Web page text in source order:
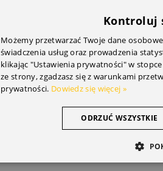
Kontroluj
Możemy przetwarzać Twoje dane
świadczenia usług oraz prowadzenia
klikając "Ustawienia prywatności" w
ze strony, zgadzasz się z warunkami
prywatności. Dowiedz się więcej »
ODRZUĆ WSZYSTKIE